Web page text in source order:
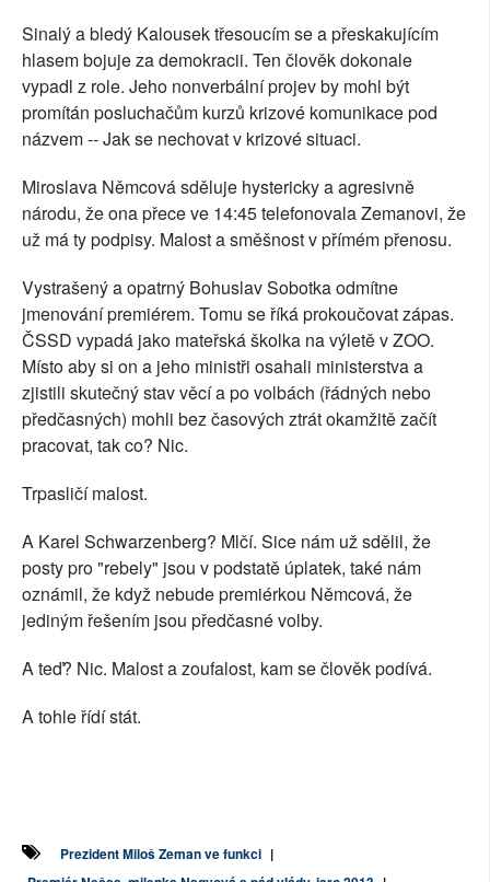
Sinalý a bledý Kalousek třesoucím se a přeskakujícím
hlasem bojuje za demokracii. Ten člověk dokonale
vypadl z role. Jeho nonverbální projev by mohl být
promítán posluchačům kurzů krizové komunikace pod
názvem -- Jak se nechovat v krizové situaci.
Miroslava Němcová sděluje hystericky a agresivně
národu, že ona přece ve 14:45 telefonovala Zemanovi, že
už má ty podpisy. Malost a směšnost v přímém přenosu.
Vystrašený a opatrný Bohuslav Sobotka odmítne
jmenování premiérem. Tomu se říká prokoučovat zápas.
ČSSD vypadá jako mateřská školka na výletě v ZOO.
Místo aby si on a jeho ministři osahali ministerstva a
zjistili skutečný stav věcí a po volbách (řádných nebo
předčasných) mohli bez časových ztrát okamžitě začít
pracovat, tak co? Nic.
Trpasličí malost.
A Karel Schwarzenberg? Mlčí. Sice nám už sdělil, že
posty pro "rebely" jsou v podstatě úplatek, také nám
oznámil, že když nebude premiérkou Němcová, že
jediným řešením jsou předčasné volby.
A teď? Nic. Malost a zoufalost, kam se člověk podívá.
A tohle řídí stát.
Prezident Miloš Zeman ve funkci |